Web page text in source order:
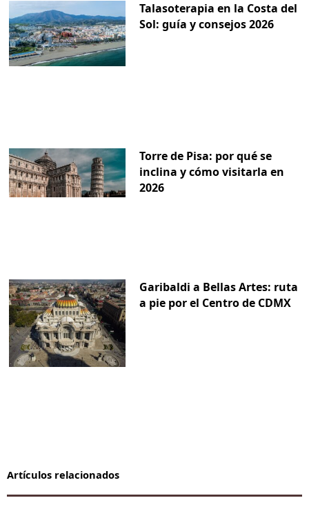
Talasoterapia en la Costa del
Sol: guía y consejos 2026
Torre de Pisa: por qué se
inclina y cómo visitarla en
2026
Garibaldi a Bellas Artes: ruta
a pie por el Centro de CDMX
Artículos relacionados